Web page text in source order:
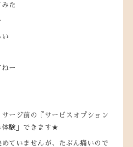
みた
い
ねー
ージ前の『サービスオプション
体験」できます★
ていませんが、たぶん痛いので